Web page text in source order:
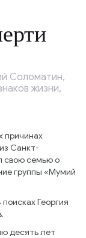
Соломатин,
жизни,
причинах
Санкт-
свою семью о
группы «Мумий
Георгия
десять лет